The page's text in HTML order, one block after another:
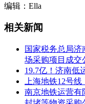
标的名称：11米系列
数量：8辆
品牌：金旅牌
型号：
编辑：Ella
相关新闻
国家税务总局
场采购项目成交
19.7亿！济南低
上海地铁12号
南京地铁运营有